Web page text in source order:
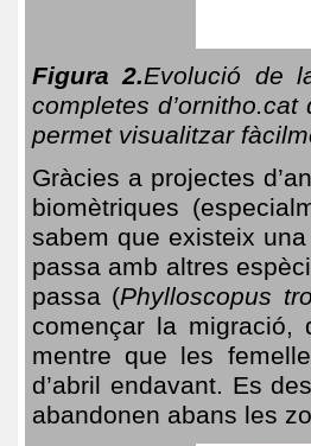
Figura 2.Evolució de
completes
permet visualitzar
Gràcies a projectes
biomètriques
sabem que existeix
passa amb altres
passa (Phylloscopus
començar la migració,
mentre que les
d’abril endavant. Es
abandonen abans les